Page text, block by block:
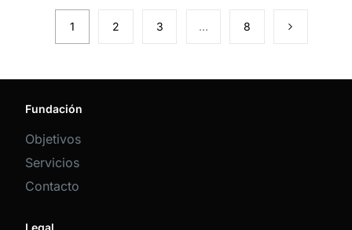
1 2 3 … 8
Fundación
Objetivos
Servicios
Contacto